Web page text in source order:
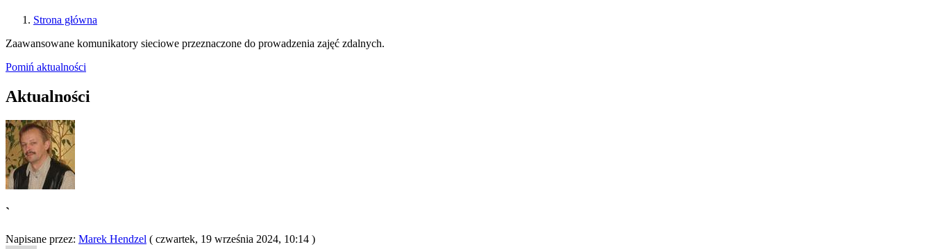
Strona główna
Zaawansowane komunikatory sieciowe przeznaczone do prowadzenia zajęć zdalnych.
Pomiń aktualności
Aktualności
`
Napisane przez: Marek Hendzel ( czwartek, 19 września 2024, 10:14 )